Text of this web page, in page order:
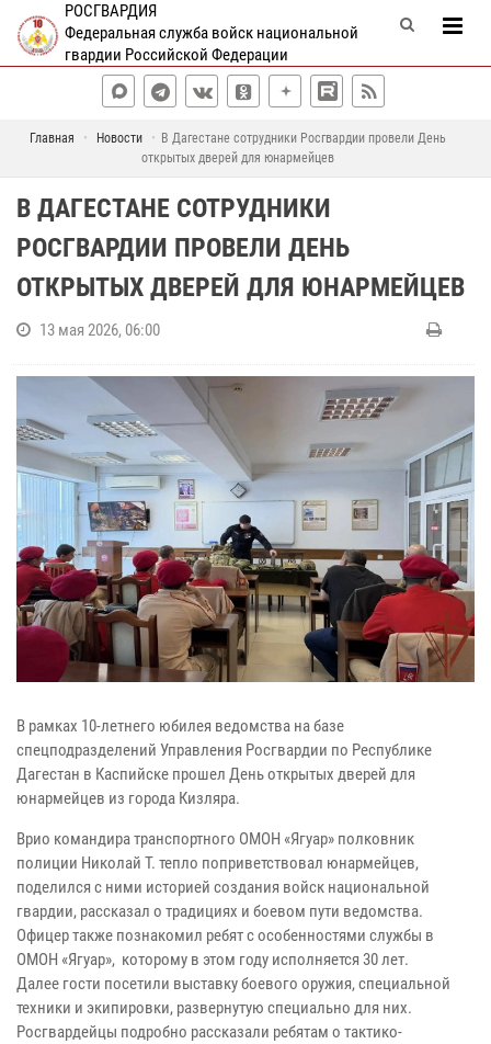
РОСГВАРДИЯ
Федеральная служба войск национальной
гвардии Российской Федерации
Главная Новости
В Дагестане сотрудники Росгвардии провели День
открытых дверей для юнармейцев
В ДАГЕСТАНЕ СОТРУДНИКИ
РОСГВАРДИИ ПРОВЕЛИ ДЕНЬ
ОТКРЫТЫХ ДВЕРЕЙ ДЛЯ ЮНАРМЕЙЦЕВ
13 мая 2026, 06:00
В рамках 10-летнего юбилея ведомства на базе
спецподразделений Управления Росгвардии по Республике
Дагестан в Каспийске прошел День открытых дверей для
юнармейцев из города Кизляра.
Врио командира транспортного ОМОН «Ягуар» полковник
полиции Николай Т. тепло поприветствовал юнармейцев,
поделился с ними историей создания войск национальной
гвардии, рассказал о традициях и боевом пути ведомства.
Офицер также познакомил ребят с особенностями службы в
ОМОН «Ягуар», которому в этом году исполняется 30 лет.
Далее гости посетили выставку боевого оружия, специальной
техники и экипировки, развернутую специально для них.
Росгвардейцы подробно рассказали ребятам о тактико-